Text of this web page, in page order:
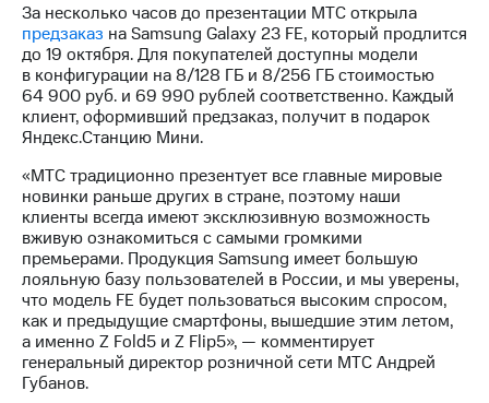
Контакты
Пригласить
спикера
и акционерам
Корпоративное
управление
Корпоративный
секретарь
Раскрытие
информации
Информация
акционерам
Документы
ПАО
За несколько часов до презентации МТС открыла
предзаказ на Samsung Galaxy 23 FE, который продлится
до 19 октября. Для покупателей доступны модели
в конфигурации на 8/128 ГБ и 8/256 ГБ стоимостью
64 900 руб. и 69 990 рублей соответственно. Каждый
клиент, оформивший предзаказ, получит в подарок
Яндекс.Станцию Мини.
«МТС традиционно презентует все главные мировые
новинки раньше других в стране, поэтому наши
клиенты всегда имеют эксклюзивную возможность
вживую ознакомиться с самыми громкими
премьерами. Продукция Samsung имеет большую
лояльную базу пользователей в России, и мы уверены,
что модель FE будет пользоваться высоким спросом,
как и предыдущие смартфоны, вышедшие этим летом,
а именно Z Fold5 и Z Flip5», — комментирует
генеральный директор розничной сети МТС Андрей
Губанов.